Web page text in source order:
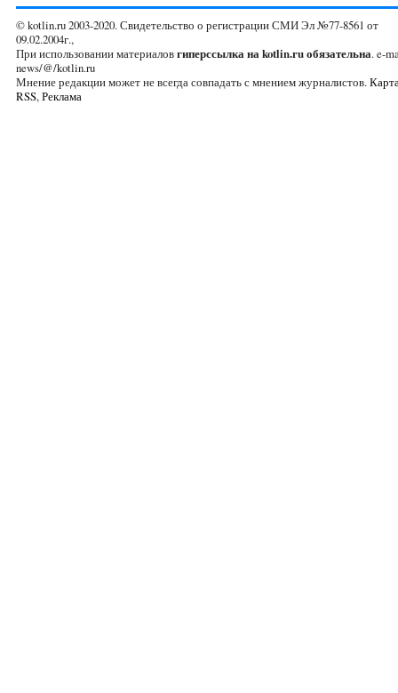
© kotlin.ru 2003-2020. Свидетельство о регистрации СМИ Эл №77-8561 от
09.02.2004г.,
При использовании материаловгиперссылка на kotlin.ru обязательна. e-
news/@/kotlin.ru
Мнение редакции может не всегда совпадать с мнением журналистов.
RSS,Реклама